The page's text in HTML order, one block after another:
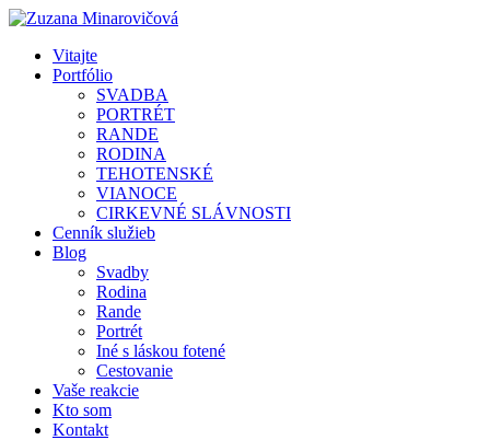
Vitajte
Portfólio
SVADBA
PORTRÉT
RANDE
RODINA
TEHOTENSKÉ
VIANOCE
CIRKEVNÉ SLÁVNOSTI
Cenník služieb
Blog
Svadby
Rodina
Rande
Portrét
Iné s láskou fotené
Cestovanie
Vaše reakcie
Kto som
Kontakt